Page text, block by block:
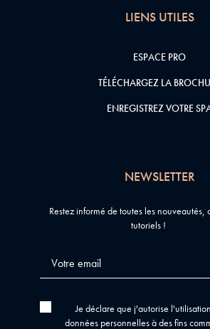
LIENS UTILES
ESPACE PRO
TÉLÉCHARGEZ LA
ENREGISTREZ VOTRE
NEWSLETTER
Restez informé de toutes les nouveautés,
tutoriels !
Je déclare que j'autorise
données personnelles à des fins